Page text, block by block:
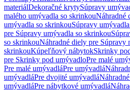
materiálDekoračné krytySúpravy
malého umývadla so skrinkouNáhradné
umývadla so skrinkouSúpravy
pre Súpravy umývadla so skrinkou
so skrinkouNáhradné diely pre Súpravy
skrinkouKúpeľňový nábytokSkrinky
pre Skrinky pod umývadloPre malé
Pre malé umývadláPre umývadlá
umývadláPre dvojité umývadlá
umývadláPre nábytkové umývadlá